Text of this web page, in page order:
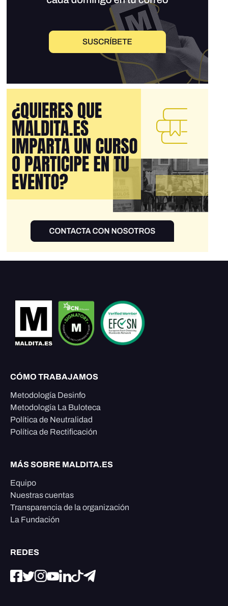
CÓMO TRABAJAMOS
Metodología Desinfo
Metodología La Buloteca
Política de Neutralidad
Política de Rectificación
MÁS SOBRE MALDITA.ES
Equipo
Nuestras cuentas
Transparencia de la organización
La Fundación
REDES